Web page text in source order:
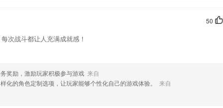
学习圈，板牙app还把当前科学领域最优质的课程容纳到了我们的课程体
与点评服务。
服务很专业；
50
次战斗都让人充满成就感！
奖励，激励玩家积极参与游戏 来自
化的角色定制选项，让玩家能够个性化自己的游戏体验。
来自